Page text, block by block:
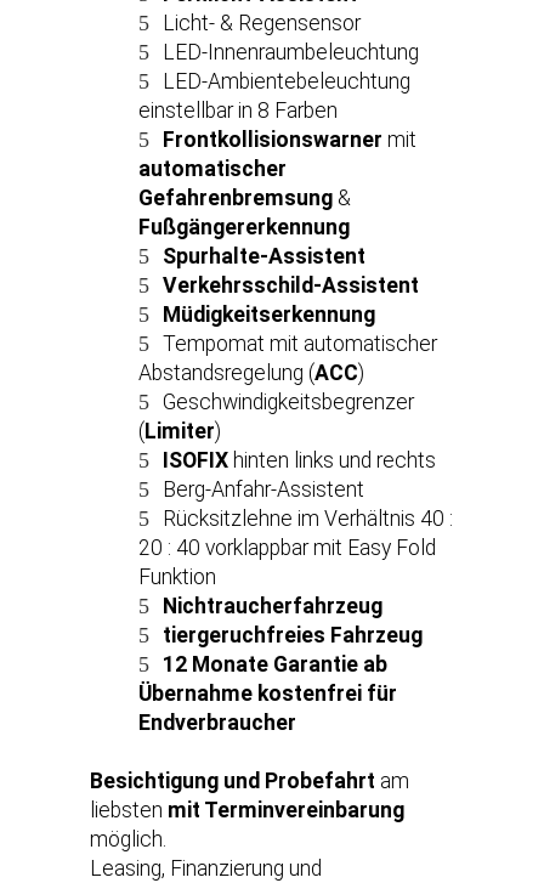
Licht- & Regensensor
LED-Innenraumbeleuchtung
LED-Ambientebeleuchtung
einstellbar in 8 Farben
Frontkollisionswarner mit
automatischer
Gefahrenbremsung &
Fußgängererkennung
Spurhalte-Assistent
Verkehrsschild-Assistent
Müdigkeitserkennung
Tempomat mit automatischer
Abstandsregelung (ACC)
Geschwindigkeitsbegrenzer
(Limiter)
ISOFIX hinten links und rechts
Berg-Anfahr-Assistent
Rücksitzlehne im Verhältnis 40 :
20 : 40 vorklappbar mit Easy Fold
Funktion
Nichtraucherfahrzeug
tiergeruchfreies Fahrzeug
12 Monate Garantie ab
Übernahme kostenfrei für
Endverbraucher
Besichtigung und Probefahrt am
liebsten mit Terminvereinbarung
möglich.
Leasing, Finanzierung und